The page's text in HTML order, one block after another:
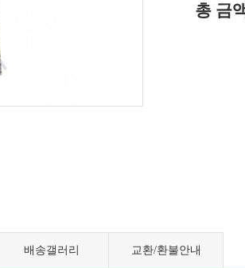
총 금
배송갤러리 교환/환불안내